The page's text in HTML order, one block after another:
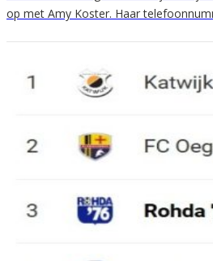
op met Amy Koster. Haar